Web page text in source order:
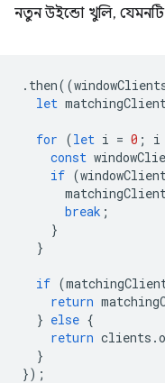
নতুন উইন্ডো খুলি, যেমনটি
. then((
let
for (let i = 0 ; i
const
if (
break ;
}
}
if (
return
} else {
return clients .
}
});